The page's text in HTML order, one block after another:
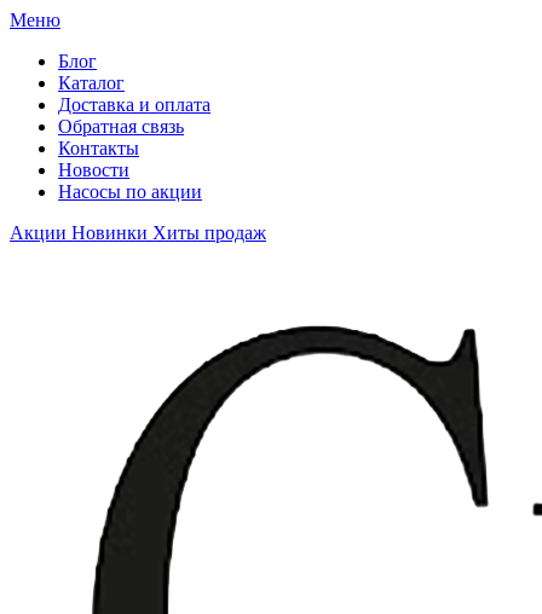
Меню
Блог
Каталог
Доставка и оплата
Обратная связь
Контакты
Новости
Насосы по акции
Акции Новинки Хиты продаж